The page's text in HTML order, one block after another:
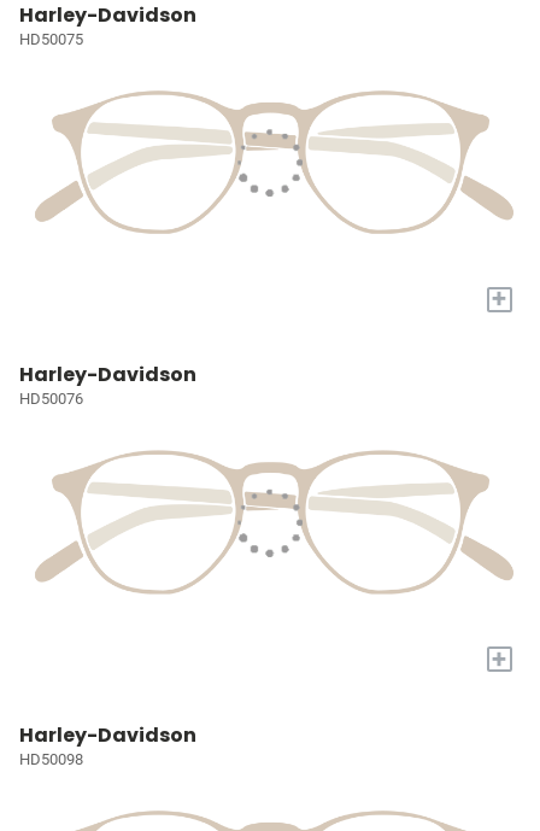
Harley-Davidson
HD50075
+
Harley-Davidson
HD50076
+
Harley-Davidson
HD50098